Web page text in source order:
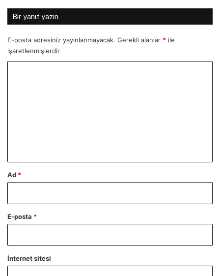
Bir yanıt yazın
E-posta adresiniz yayınlanmayacak. Gerekli alanlar * ile
işaretlenmişlerdir
Ad *
E-posta *
İnternet sitesi